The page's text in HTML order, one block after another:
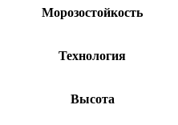
Морозостойкость
Технология
Высота